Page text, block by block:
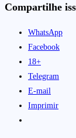
Compartilhe
WhatsApp
Facebook
18+
Telegram
E-mail
Imprimir